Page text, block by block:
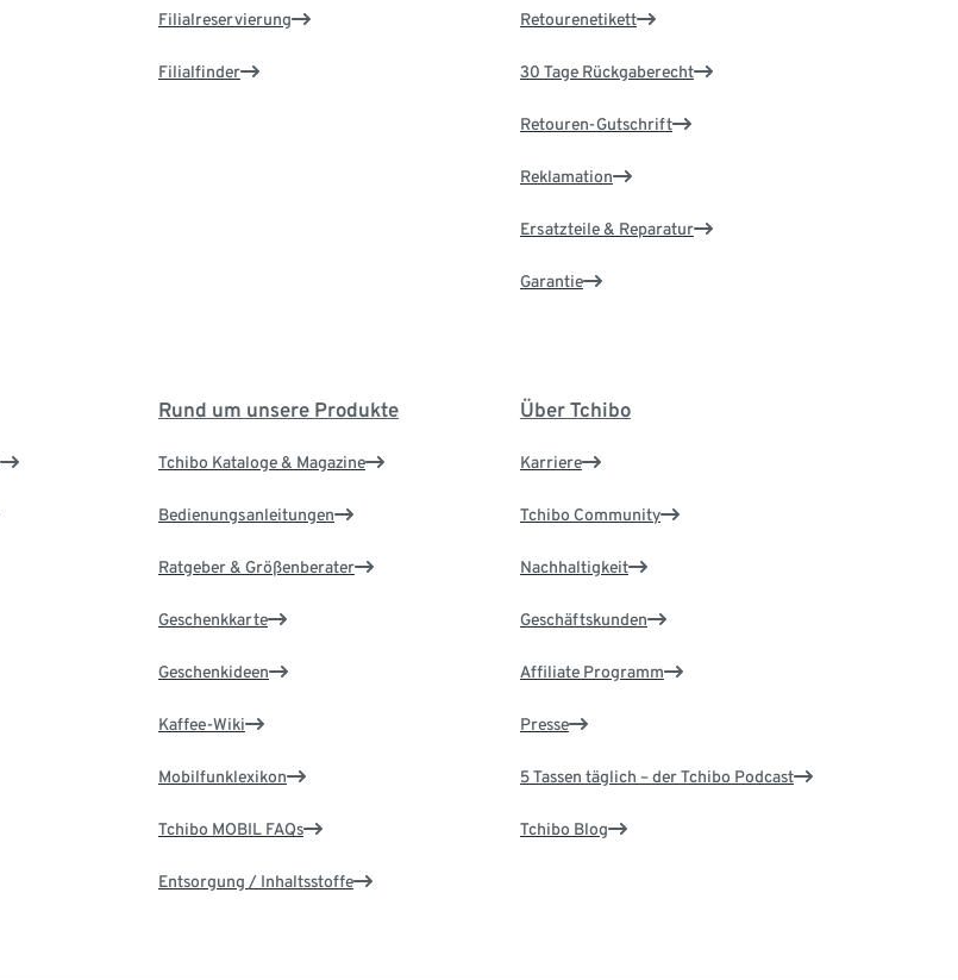
Filialreservierung
Filialfinder
Retourenetikett
30 Tage Rückgaberecht
Retouren-Gutschrift
Reklamation
Ersatzteile & Reparatur
Garantie
Rund um unsere Produkte
Tchibo Kataloge & Magazine
Bedienungsanleitungen
Ratgeber & Größenberater
Geschenkkarte
Geschenkideen
Kaffee-Wiki
Mobilfunklexikon
Tchibo MOBIL FAQs
Entsorgung / Inhaltsstoffe
Über Tchibo
Karriere
Tchibo Community
Nachhaltigkeit
Geschäftskunden
Affiliate Programm
Presse
5 Tassen täglich – der Tchibo Podcast
Tchibo Blog